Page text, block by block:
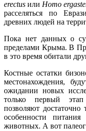
erectus или Homo
расселяться по
древних людей на
Пока нет данных о
пределами Крыма. В
в это время обитали
Костные остатки
местонахождения,
ожидании новых
только первый
позволяют достаточно
особенности
животных. А вот